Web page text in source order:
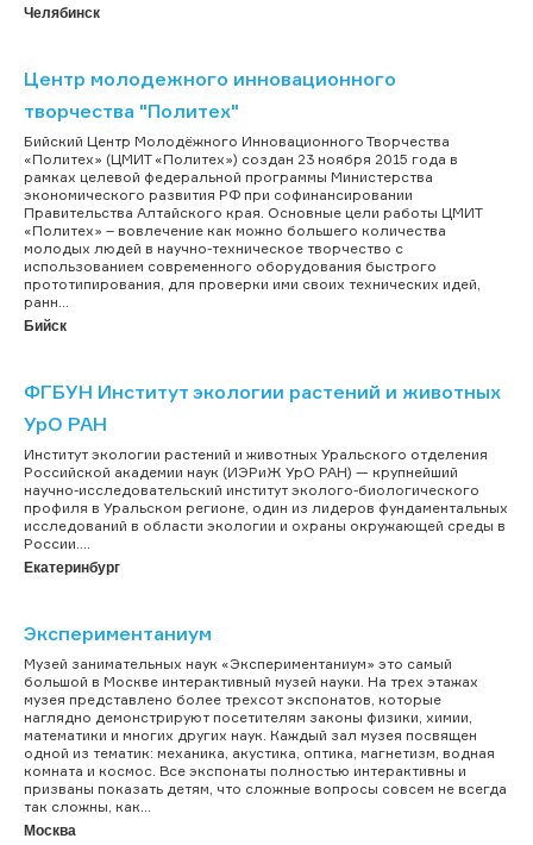
Челябинск
Центр молодежного инновационного
творчества "Политех"
Бийский Центр Молодёжного Инновационного Творчества
«Политех» (ЦМИТ «Политех») создан 23 ноября 2015 года в
рамках целевой федеральной программы Министерства
экономического развития РФ при софинансировании
Правительства Алтайского края. Основные цели работы ЦМИТ
«Политех» – вовлечение как можно большего количества
молодых людей в научно-техническое творчество с
использованием современного оборудования быстрого
прототипирования, для проверки ими своих технических идей,
ранн...
Бийск
ФГБУН Институт экологии растений и животных
УрО РАН
Институт экологии растений и животных Уральского отделения
Российской академии наук (ИЭРиЖ УрО РАН) — крупнейший
научно-исследовательский институт эколого-биологического
профиля в Уральском регионе, один из лидеров фундаментальных
исследований в области экологии и охраны окружающей среды в
России....
Екатеринбург
Экспериментаниум
Музей занимательных наук «Экспериментаниум» это самый
большой в Москве интерактивный музей науки. На трех этажах
музея представлено более трехсот экспонатов, которые
наглядно демонстрируют посетителям законы физики, химии,
математики и многих других наук. Каждый зал музея посвящен
одной из тематик: механика, акустика, оптика, магнетизм, водная
комната и космос. Все экспонаты полностью интерактивны и
призваны показать детям, что сложные вопросы совсем не всегда
так сложны, как...
Москва